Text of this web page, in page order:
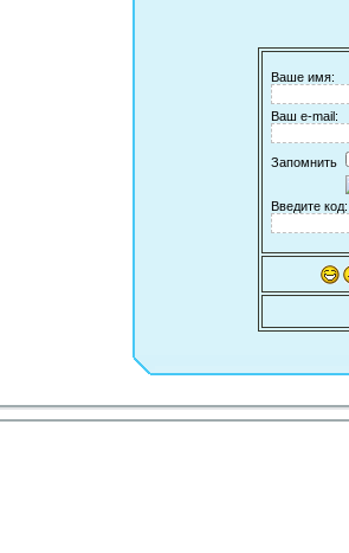
Ваше имя:
Ваш e-mail:
Запомнить
Введите код: